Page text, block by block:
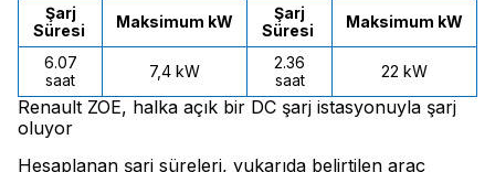
Şarj
Süresi
Maksimum kW
Şarj
Süresi
Maksimum kW
6.07
saat
7,4 kW
2.36
saat
22 kW
Renault ZOE, halka açık bir DC şarj istasyonuyla şarj
oluyor
Hesaplanan şarj süreleri, yukarıda belirtilen araç